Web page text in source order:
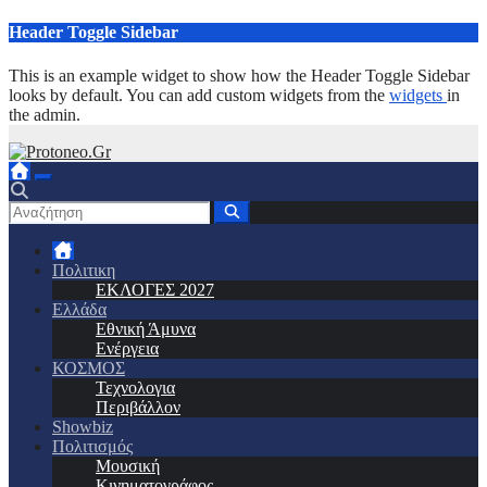
Μετάβαση
περιεχόμενο
Header Toggle Sidebar
This is an example widget to show how the Header Toggle Sidebar
looks by default. You can add custom widgets from the widgets in
the admin.
Πολιτικη
ΕΚΛΟΓΕΣ 2027
Ελλάδα
Εθνική Άμυνα
Ενέργεια
ΚΟΣΜΟΣ
Τεχνολογια
Περιβάλλον
Showbiz
Πολιτισμός
Μουσική